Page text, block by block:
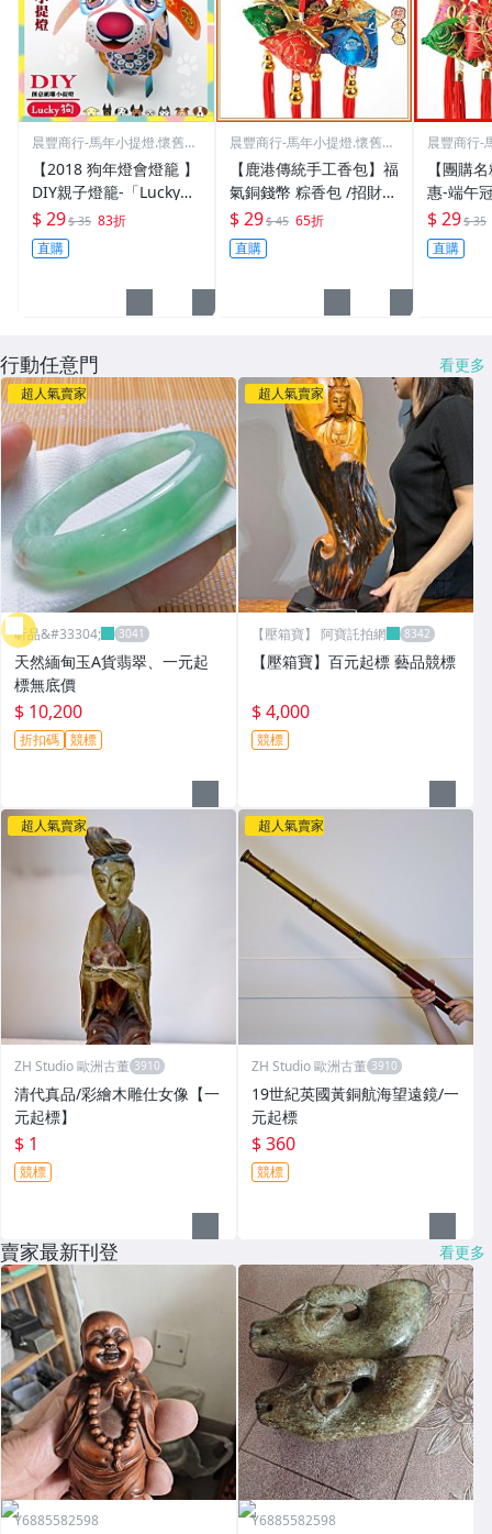
晨豐商行-馬年小提燈.懷舊童
【2018 狗年燈會燈籠 】
DIY親子燈籠-「Lucky
狗」 LED 狗年小提燈/紙
燈籠.彩繪燈籠.燈籠
$ 29$ 35 83折
直購
晨豐商行-馬年小提燈.懷舊童
【鹿港傳統手工香包】福
氣銅錢幣 粽香包 /招財包
粽 (歡迎學校.公司團購.
另有優惠)
$ 29$ 45 65折
直購
晨豐商行-
【團購
惠-端午
端午名
團購第
色
$ 29$ 35
直購
行動任意門 看更多
超人氣賣家
昕品&#33304;
天然緬甸玉A貨翡翠、一元起
標無底價
$ 10,200
折扣碼 競標
超人氣賣家
【壓箱寶】 阿寶託拍網
【壓箱寶】百元起標 藝品競標
$ 4,000
競標
超人氣賣家
ZH Studio 歐洲古董
清代真品/彩繪木雕仕女像【一
元起標】
$ 1
競標
超人氣賣家
ZH Studio 歐洲古董
19世紀英國黃銅航海望遠鏡/一
元起標
$ 360
競標
賣家最新刊登 看更多
Y6885582598 Y6885582598